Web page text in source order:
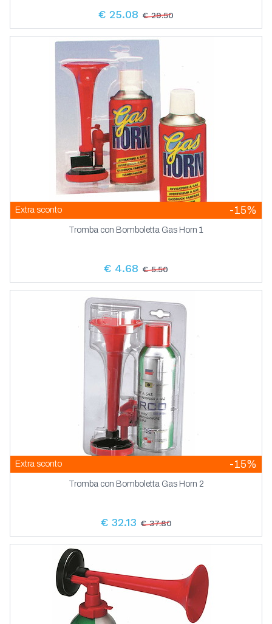
€ 25.08 € 29.50
Extra sconto -15%
Tromba con Bomboletta Gas Horn 1
€ 4.68 € 5.50
Extra sconto -15%
Tromba con Bomboletta Gas Horn 2
€ 32.13 € 37.80